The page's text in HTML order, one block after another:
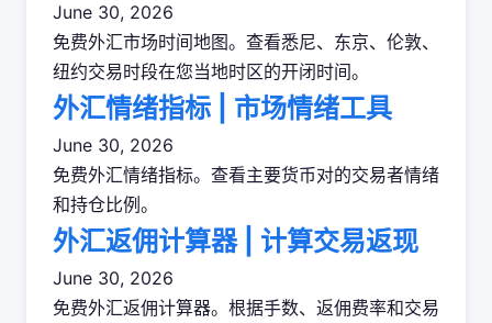
June 30, 2026
免费外汇市场时间地图。查看悉尼、东京、伦敦、
纽约交易时段在您当地时区的开闭时间。
外汇情绪指标 | 市场情绪工具
June 30, 2026
免费外汇情绪指标。查看主要货币对的交易者情绪
和持仓比例。
外汇返佣计算器 | 计算交易返现
June 30, 2026
免费外汇返佣计算器。根据手数、返佣费率和交易